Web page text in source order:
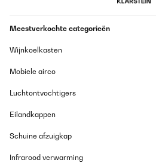
_______________________________
===============================
ANTWORT
Hallo Silvia,
Vielen Dank für Ihr ausführliches
Design und Preis gefallen. Es tut uns
Betriebsgeräusch nicht Ihren
Wir wissen, wie störend
beschriebene Problem wurde bereits
Meestverkochte categorieën
Wijnkoelkasten
Mobiele airco
Luchtontvochtigers
Eilandkappen
Schuine afzuigkap
Infrarood verwarming